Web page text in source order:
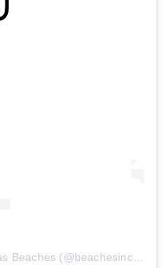
A post shared by Explore Croatias Beaches (@beachesincroatia)